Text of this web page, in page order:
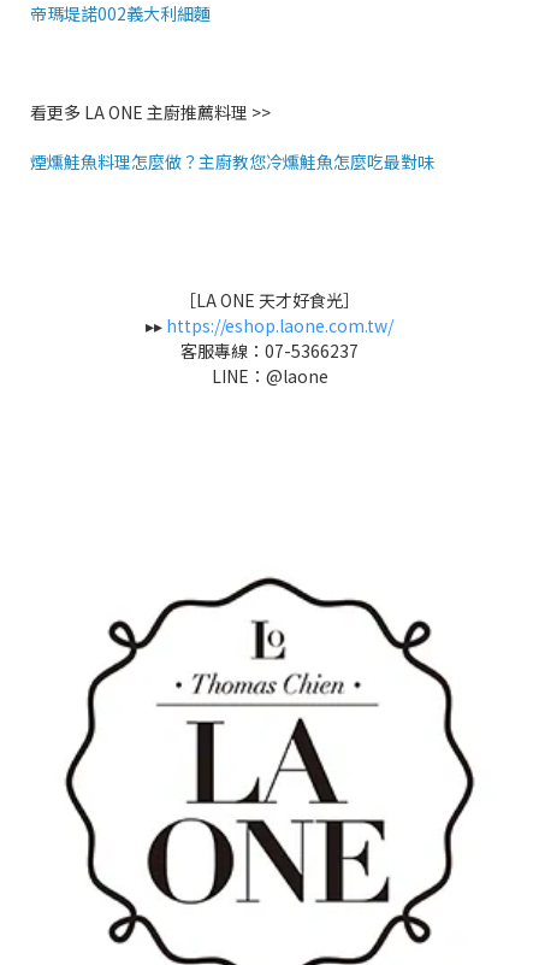
帝瑪堤諾002義大利細麵
看更多 LA ONE 主廚推薦料理 >>
煙燻鮭魚料理怎麼做？主廚教您冷燻鮭魚怎麼吃最對味
［LA ONE 天才好食光］
▸▸ https://eshop.laone.com.tw/
客服專線：07-5366237
LINE：@laone